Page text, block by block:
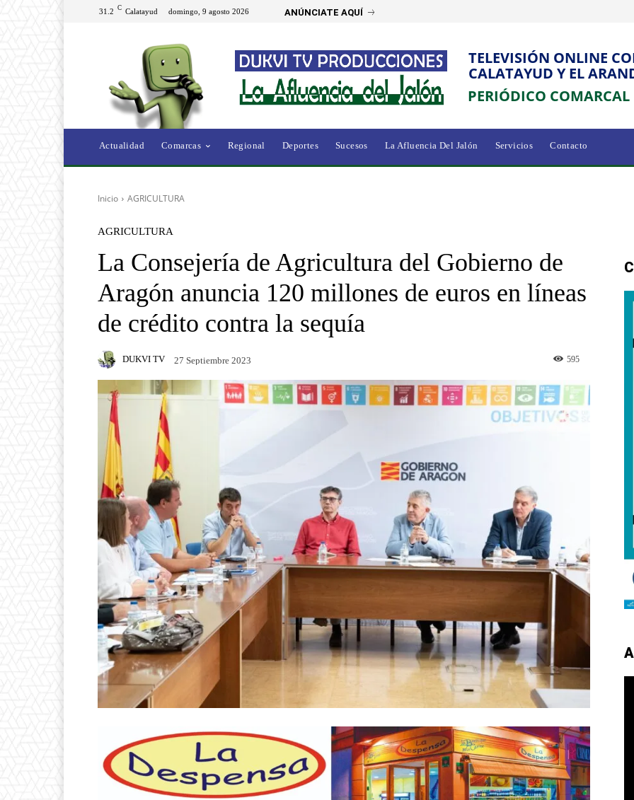
31.2 C Calatayud domingo, 9 agosto 2026 ANÚNCIATE AQUÍ
TELEVISIÓN ONLINE
CALATAYUD Y EL
PERIÓDICO
Actualidad Comarcas Regional Deportes Sucesos La Afluencia Del Jalón Servicios Contacto
Inicio AGRICULTURA
AGRICULTURA
La Consejería de Agricultura del Gobierno de
Aragón anuncia 120 millones de euros en líneas
de crédito contra la sequía
DUKVI TV 27 Septiembre 2023 595